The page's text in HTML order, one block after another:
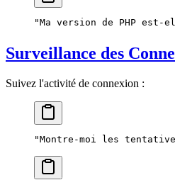
"Ma version de PHP est-
Surveillance des
Suivez l'activité de connexion :
"Montre-moi les